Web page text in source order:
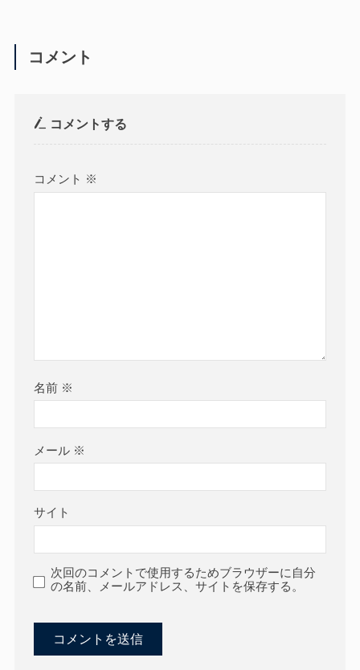
コメント
コメントする
コメント ※
名前 ※
メール ※
サイト
次回のコメントで使用するためブラウザーに自分
の名前、メールアドレス、サイトを保存する。